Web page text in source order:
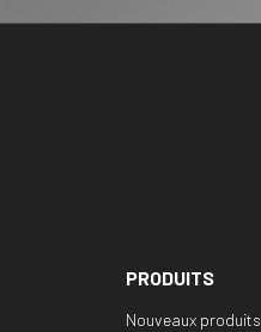
PRODUITS
Nouveaux produits